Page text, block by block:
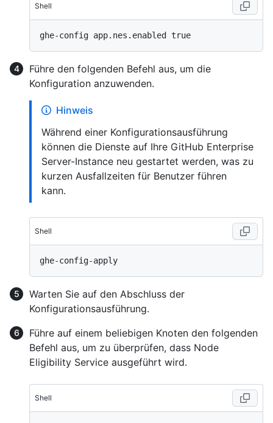
Shell
Führe den folgenden Befehl aus, um die
Konfiguration anzuwenden.
Hinweis
Während einer Konfigurationsausführung
können die Dienste auf Ihre GitHub Enterprise
Server-Instance neu gestartet werden, was zu
kurzen Ausfallzeiten für Benutzer führen
kann.
Shell
Warten Sie auf den Abschluss der
Konfigurationsausführung.
Führe auf einem beliebigen Knoten den folgenden
Befehl aus, um zu überprüfen, dass Node
Eligibility Service ausgeführt wird.
Shell